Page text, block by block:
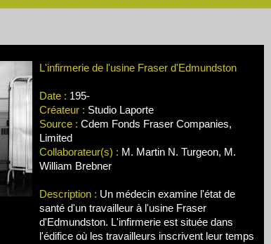
L'infirmerie de l'usine Fraser d'Edmundston
Date : 195-
Créateur : Studio Laporte
Source : Cdem Fonds Fraser Companies,
Limited
Collaborateur(s) : M. Martin N. Turgeon, M.
William Brebner
Description : Un médecin examine l'état de
santé d'un travailleur à l'usine Fraser
d'Edmundston. L'infirmerie est située dans
l'édifice où les travailleurs inscrivent leur temps